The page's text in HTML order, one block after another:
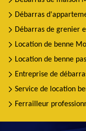
Débarras
Débarras de grenier
Location de benne
Location de benne
Entreprise de
Service de location
Ferrailleur